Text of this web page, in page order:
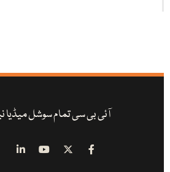
آئی بی سی تمام سوشل میڈیا